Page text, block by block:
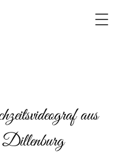
aus
Dillenburg